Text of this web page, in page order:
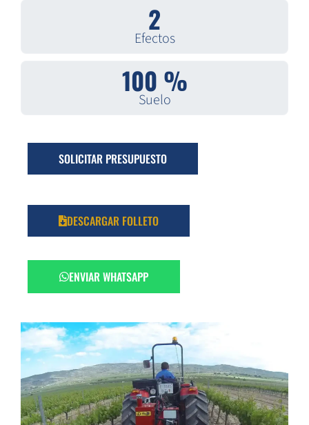
2
Efectos
100 %
Suelo
SOLICITAR PRESUPUESTO
DESCARGAR FOLLETO
ENVIAR WHATSAPP